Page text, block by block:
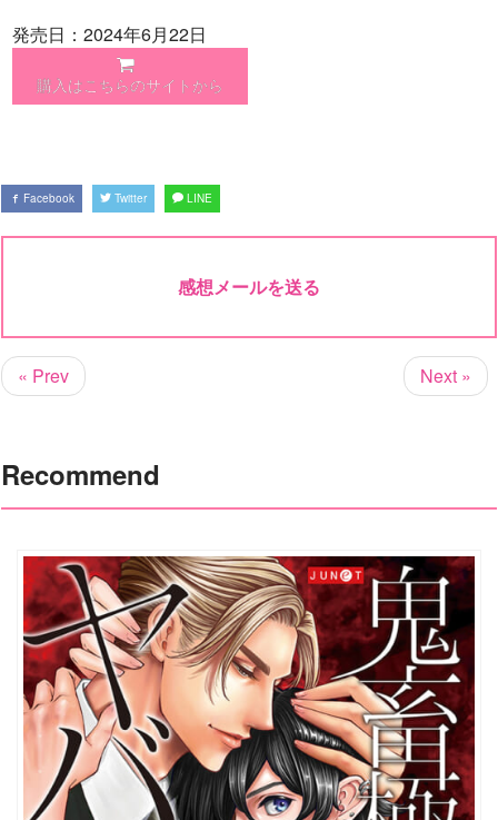
発売日：2024年6月22日
購入はこちらのサイトから
Facebook Twitter LINE
感想メールを送る
« Prev Next »
Recommend